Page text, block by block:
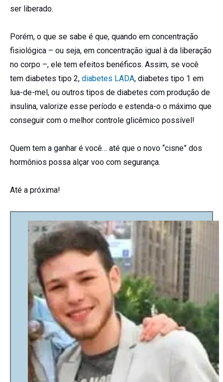
ser liberado.
Porém, o que se sabe é que, quando em concentração
fisiológica – ou seja, em concentração igual à da liberação
no corpo –, ele tem efeitos benéficos. Assim, se você
tem diabetes tipo 2, diabetes LADA, diabetes tipo 1 em
lua-de-mel, ou outros tipos de diabetes com produção de
insulina, valorize esse período e estenda-o o máximo que
conseguir com o melhor controle glicêmico possível!
Quem tem a ganhar é você… até que o novo “cisne” dos
hormônios possa alçar voo com segurança.
Até a próxima!